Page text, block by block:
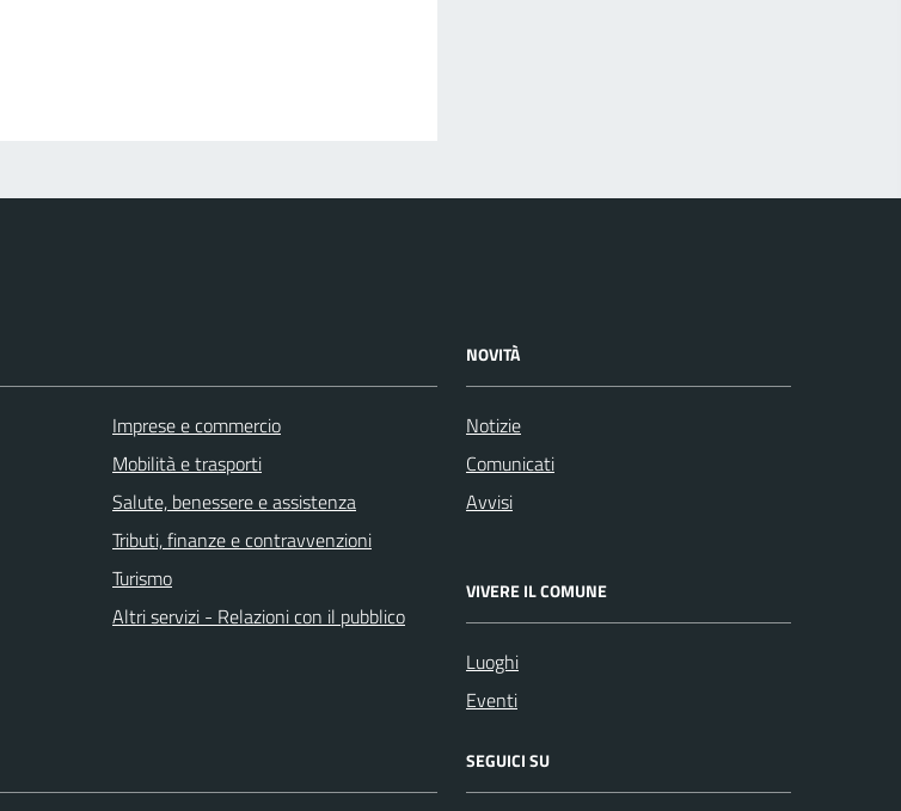
Imprese e commercio
Mobilità e trasporti
Salute, benessere e assistenza
Tributi, finanze e contravvenzioni
Turismo
Altri servizi - Relazioni con il pubblico
NOVITÀ
Notizie
Comunicati
Avvisi
VIVERE IL COMUNE
Luoghi
Eventi
SEGUICI SU